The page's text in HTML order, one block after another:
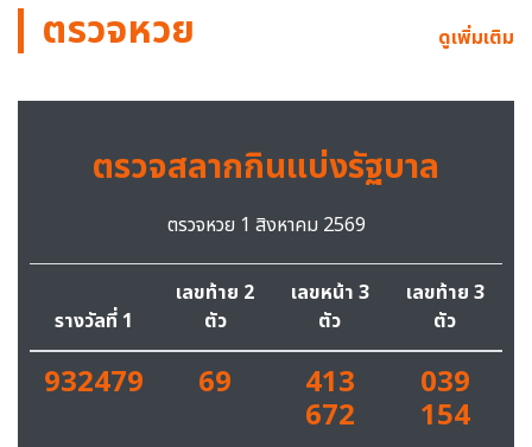
ตรวจหวย ดูเพิ่มเติม
ตรวจสลากกินแบ่งรัฐบาล
ตรวจหวย 1 สิงหาคม 2569
รางวัลที่ 1
เลขท้าย 2
ตัว
เลขหน้า 3
ตัว
เลขท้าย 3
ตัว
932479 69 413
672
039
154